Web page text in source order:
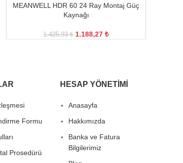
MEANWELL HDR 60 24 Ray Montaj Güç
Kaynağı
1.425,93₺ 1.188,27 ₺
Formu
Prosedürü
HESAP YÖNETIMI
Anasayfa
Hakkımızda
Banka ve Fatura
Bilgilerimiz